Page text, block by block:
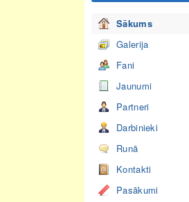
Sākums
Galerija
Fani
Jaunumi
Partneri
Darbinieki
Runā
Kontakti
Pasākumi